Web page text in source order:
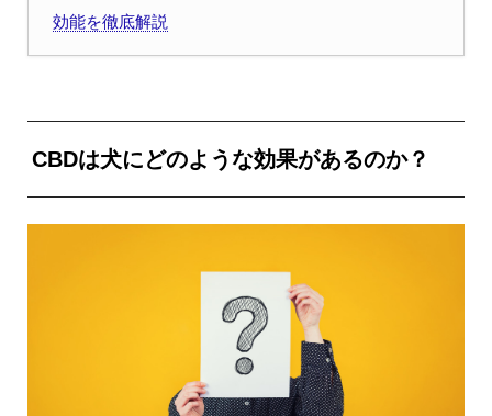
効能を徹底解説
CBDは犬にどのような効果があるのか？